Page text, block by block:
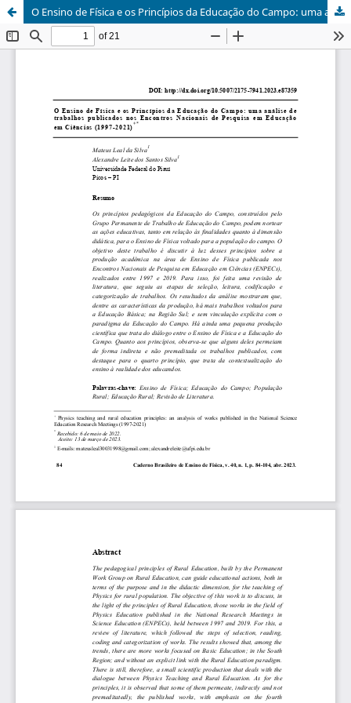
O Ensino de Física e os Princípios da Educação do Campo: uma análise de trabalhos publicados nos Encontros Nacionais de Pesquisa em Educação em Ciências (1997-2021)